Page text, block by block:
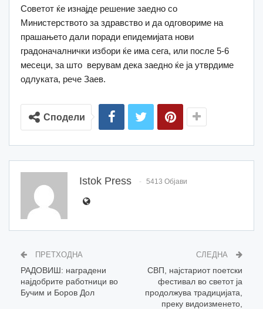
Советот ќе изнајде решение заедно со
Министерството за здравство и да одговориме на
прашањето дали поради епидемијата нови
градоначалнички избори ќе има сега, или после 5-6
месеци, за што верувам дека заедно ќе ја утврдиме
одлуката, рече Заев.
Сподели
Istok Press 5413 Објави
ПРЕТХОДНА
РАДОВИШ: наградени
најдобрите работници во
Бучим и Боров Дол
СЛЕДНА
СВП, најстариот поетски
фестивал во светот ја
продолжува традицијата,
преку видоизменето,